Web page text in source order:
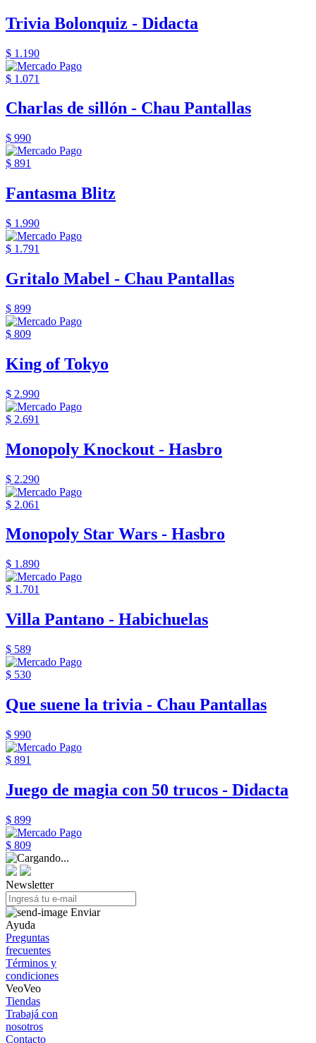
Trivia Bolonquiz - Didacta
$ 1.190
$ 1.071
Charlas de sillón - Chau Pantallas
$ 990
$ 891
Fantasma Blitz
$ 1.990
$ 1.791
Gritalo Mabel - Chau Pantallas
$ 899
$ 809
King of Tokyo
$ 2.990
$ 2.691
Monopoly Knockout - Hasbro
$ 2.290
$ 2.061
Monopoly Star Wars - Hasbro
$ 1.890
$ 1.701
Villa Pantano - Habichuelas
$ 589
$ 530
Que suene la trivia - Chau Pantallas
$ 990
$ 891
Juego de magia con 50 trucos - Didacta
$ 899
$ 809
Newsletter
Enviar
Ayuda
Preguntas
frecuentes
Términos y
condiciones
VeoVeo
Tiendas
Trabajá con
nosotros
Contacto